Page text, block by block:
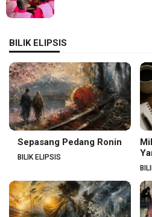
BILIK ELIPSIS
Sepasang Pedang Ronin
BILIK ELIPSIS